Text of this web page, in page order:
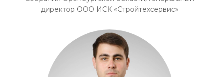
директор ООО ИСК «Стройтехсервис»